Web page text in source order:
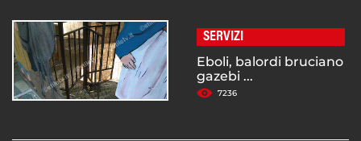
SERVIZI
Eboli, balordi bruciano
gazebi ...
7236